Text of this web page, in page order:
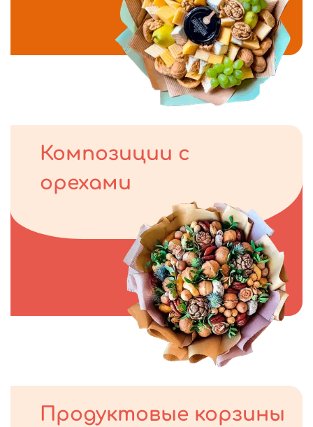
Композиции с
орехами
Продуктовые корзины